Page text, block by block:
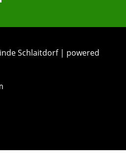
Schlaitdorf | powered